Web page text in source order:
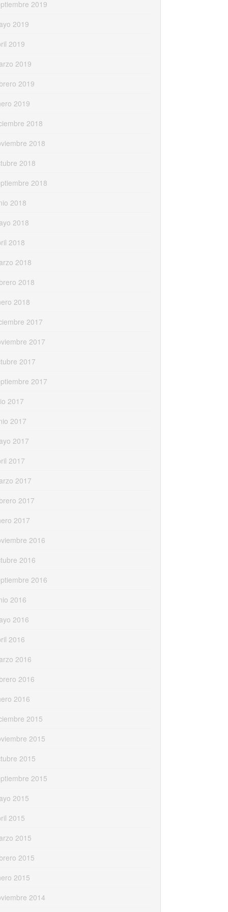
2019
2019
2019
2019
2019
2019
2018
2018
2018
2018
2018
2018
2018
2018
2018
2018
2017
2017
2017
2017
2017
2017
2017
2017
2017
2017
2017
2016
2016
2016
2016
2016
2016
2016
2016
2016
2015
2015
2015
2015
2015
2015
2015
2015
2015
2014